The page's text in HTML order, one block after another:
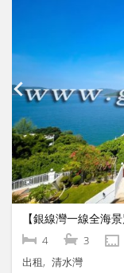
4 3
出租
清水灣